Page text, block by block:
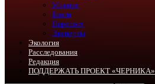
Мнения
Блоги
Перепост
Эксперты
Экология
Расследования
Редакция
ПОДДЕРЖАТЬ ПРОЕКТ «ЧЕРНИКА»